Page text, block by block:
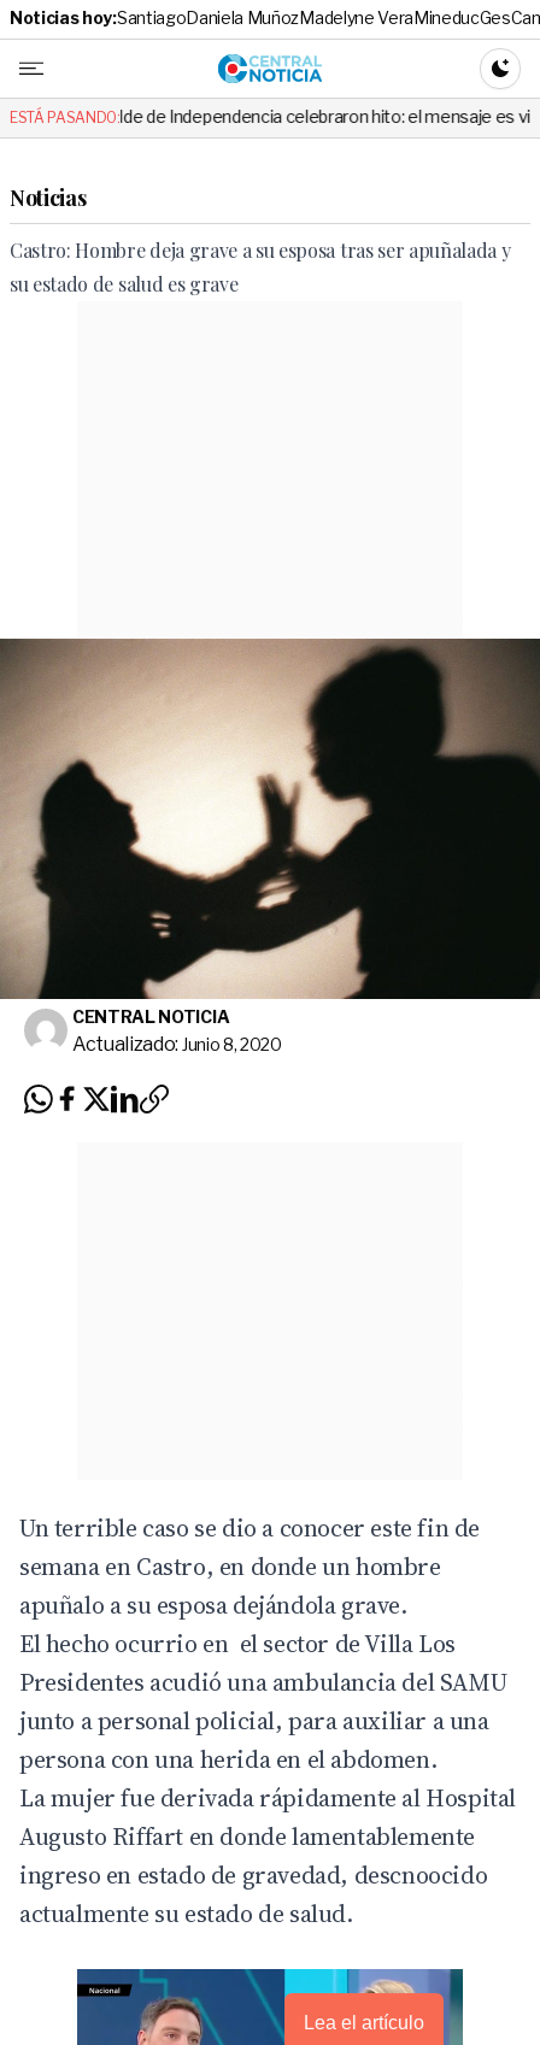
Noticias hoy:SantiagoDaniela MuñozMadelyne VeraMineducGes
Central
ESTÁ PASANDO:
alcalde de Independencia celebraron hito: el mensaje es viral
Noticias
Castro: Hombre deja grave a su esposa tras ser apuñalada y
su estado de salud es grave
CENTRAL NOTICIA
Actualizado: Junio 8, 2020
Un terrible caso se dio a conocer este fin de
semana en Castro, en donde un hombre
apuñalo a su esposa dejándola grave.
El hecho ocurrio en el sector de Villa Los
Presidentes acudió una ambulancia del SAMU
junto a personal policial, para auxiliar a una
persona con una herida en el abdomen.
La mujer fue derivada rápidamente al Hospital
Augusto Riffart en donde lamentablemente
ingreso en estado de gravedad, descnoocido
actualmente su estado de salud.
Lea el artículo